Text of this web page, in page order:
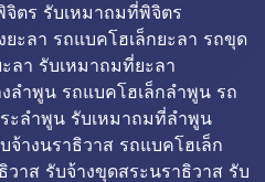
จิตร รับเหมาถมที่พิจิตร
ะลา รถแบคโฮเล็กยะลา รถขุด
ลา รับเหมาถมที่ยะลา
ลำพูน รถแบคโฮเล็กลำพูน รถ
ะลำพูน รับเหมาถมที่ลำพูน
จ้างนราธิวาส รถแบคโฮเล็ก
วาส รับจ้างขุดสระนราธิวาส รับ